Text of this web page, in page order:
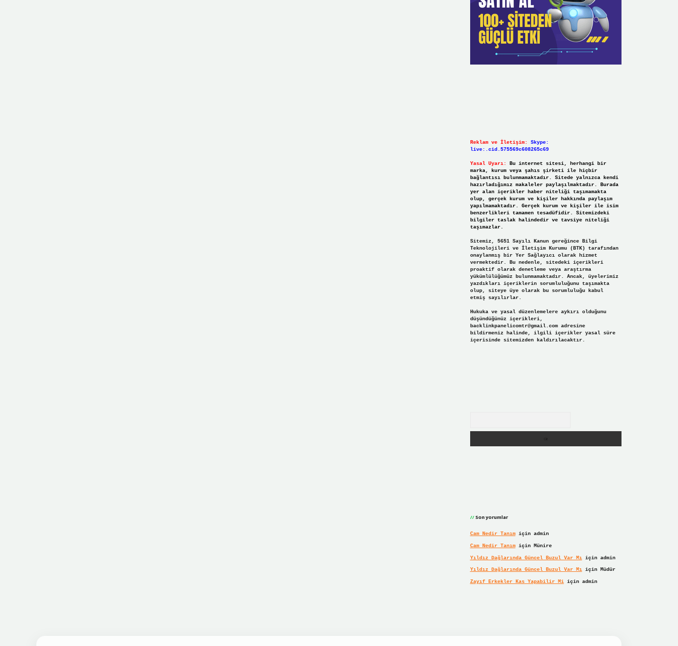
Reklam ve İletişim:
Skype:
live:.cid.575569c608265c69
Yasal Uyarı:
Bu internet sitesi, herhangi bir
marka, kurum veya şahıs şirketi ile hiçbir
bağlantısı bulunmamaktadır. Sitede yalnızca kendi
hazırladığımız makaleler paylaşılmaktadır. Burada
yer alan içerikler haber niteliği taşımamakta
olup, gerçek kurum ve kişiler hakkında paylaşım
yapılmamaktadır. Gerçek kurum ve kişiler ile isim
benzerlikleri tamamen tesadüfidir. Sitemizdeki
bilgiler taslak halindedir ve tavsiye niteliği
taşımazlar.
Sitemiz, 5651 Sayılı Kanun gereğince Bilgi
Teknolojileri ve İletişim Kurumu (BTK) tarafından
onaylanmış bir Yer Sağlayıcı olarak hizmet
vermektedir. Bu nedenle, sitedeki içerikleri
proaktif olarak denetleme veya araştırma
yükümlülüğümüz bulunmamaktadır. Ancak, üyelerimiz
yazdıkları içeriklerin sorumluluğunu taşımakta
olup, siteye üye olarak bu sorumluluğu kabul
etmiş sayılırlar.
Hukuka ve yasal düzenlemelere aykırı olduğunu
düşündüğünüz içerikleri,
backlinkpanelicomtr@gmail.comadresine
bildirmeniz halinde, ilgili içerikler yasal süre
içerisinde sitemizden kaldırılacaktır.
Son yorumlar
Cam Nedir Tanımiçin admin
Cam Nedir Tanımiçin Münire
Yıldız Dağlarında Güncel Buzul Var Mıiçin admin
Yıldız Dağlarında Güncel Buzul Var Mıiçin Müdür
Zayıf Erkekler Kas Yapabilir Miiçin admin